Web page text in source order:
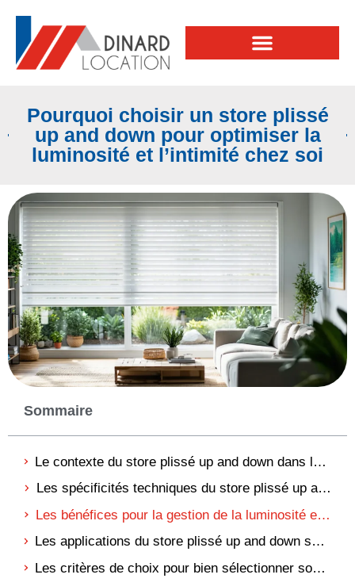
Pourquoi choisir un store plissé
up and down pour optimiser la
luminosité et l’intimité chez soi
Sommaire
Le contexte du store plissé up and down dans la décoration intérieure
Les spécificités techniques du store plissé up and down
Les bénéfices pour la gestion de la luminosité et de l’intimité
Les applications du store plissé up and down selon les types d’ouvertures
Les critères de choix pour bien sélectionner son store plissé up and down